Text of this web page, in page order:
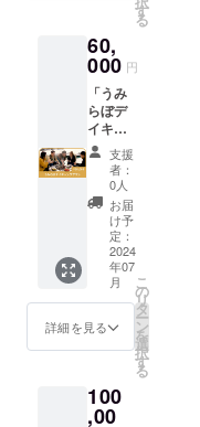
うみら
ぼ公式
サイト
でご案
内いた
しま
す。
https://
umilabo
.co.jp/
有効期
限：
2025年
umilabo
ookingh
ub/acce
ss 有効
期限：
2025年
3月
ます。
※画像は
イメー
ジで
す。 ※
生もの
のた
め、離
島等一
部の地
域には
配送す
ること
ができ
ませ
しくは
お問い
い。
ぼにご
宿泊い
ただけ
ま
す！！
2023年
はイベ
ントを6
回開催
しまし
た！ 内
容はそ
の時々
でさま
ざまで
すが、
例えば
トを予
定して
メール
りしま
す。 こ
のリ
ターン
は3000
円のリ
ターン
（うみ
らぼ応
援プラ
ン）と
同一の
内容に
なりま
す。
す
る
60,
000 円
「うみ
らぼデ
イキャ
ンププ
ラン」
コワー
キング
スペー
スや
キャン
プな
ど、う
みらぼ
の設備
を貸切
使用で
す。 本
プラン
支援
者：
0人
お届
け予
定：
2024
年07
月
詳細を見る
こ
の
リ
タ
ー
ン
を
選
択
す
る
100
,00